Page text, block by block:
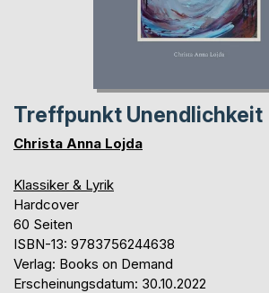
Treffpunkt Unendlichkeit
Christa Anna Lojda
Klassiker & Lyrik
Hardcover
60 Seiten
ISBN-13: 9783756244638
Verlag: Books on Demand
Erscheinungsdatum: 30.10.2022